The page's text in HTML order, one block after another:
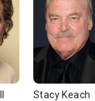
Stacy Keach